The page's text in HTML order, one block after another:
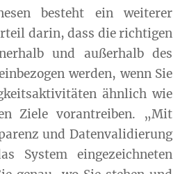
besteht ein weiterer
darin, dass die richtigen
und außerhalb des
werden, wenn Sie
ähnlich wie
Ziele vorantreiben. „Mit
und Datenvalidierung
System eingezeichneten